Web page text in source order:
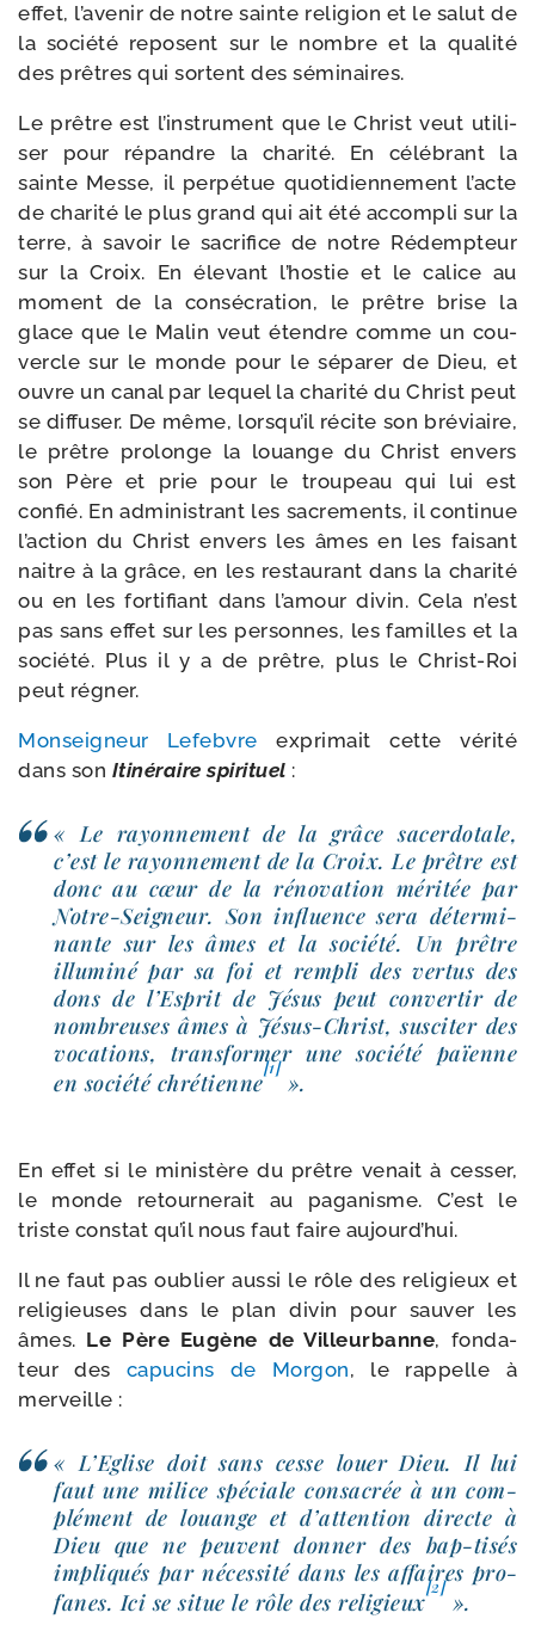
effet, l’a­ve­nir de notre sainte reli­gion et le salut de
la socié­té reposent sur le nombre et la qua­li­té
des prêtres qui sortent des séminaires.
Le prêtre est l’ins­tru­ment que le Christ veut uti­li­
ser pour répandre la cha­ri­té. En célé­brant la
sainte Messe, il per­pé­tue quo­ti­dien­ne­ment l’acte
de cha­ri­té le plus grand qui ait été accom­pli sur la
terre, à savoir le sacri­fice de notre Rédempteur
sur la Croix. En éle­vant l’hos­tie et le calice au
moment de la consé­cra­tion, le prêtre brise la
glace que le Malin veut étendre comme un cou­
vercle sur le monde pour le sépa­rer de Dieu, et
ouvre un canal par lequel la cha­ri­té du Christ peut
se dif­fu­ser. De même, lors­qu’il récite son bré­viaire,
le prêtre pro­longe la louange du Christ envers
son Père et prie pour le trou­peau qui lui est
confié. En admi­nis­trant les sacre­ments, il conti­nue
l’ac­tion du Christ envers les âmes en les fai­sant
naitre à la grâce, en les res­tau­rant dans la cha­ri­té
ou en les for­ti­fiant dans l’a­mour divin. Cela n’est
pas sans effet sur les per­sonnes, les familles et la
socié­té. Plus il y a de prêtre, plus le Christ-​Roi
peut régner.
Monseigneur Lefebvre expri­mait cette véri­té
dans son Itinéraire spi­ri­tuel :
« Le rayon­ne­ment de la grâce sacer­do­tale,
c’est le rayon­ne­ment de la Croix. Le prêtre est
donc au cœur de la réno­va­tion méri­tée par
Notre-​Seigneur. Son influence sera déter­mi­
nante sur les âmes et la socié­té. Un prêtre
illu­mi­né par sa foi et rem­pli des ver­tus des
dons de l’Esprit de Jésus peut conver­tir de
nom­breuses âmes à Jésus-​Christ, sus­ci­ter des
voca­tions, trans­for­mer une socié­té païenne
en socié­té chré­tienne
[1]
».
En effet si le minis­tère du prêtre venait à ces­ser,
le monde retour­ne­rait au paga­nisme. C’est le
triste constat qu’il nous faut faire aujourd’hui.
Il ne faut pas oublier aus­si le rôle des reli­gieux et
reli­gieuses dans le plan divin pour sau­ver les
âmes. Le Père Eugène de Villeurbanne, fon­da­
teur des capu­cins de Morgon, le rap­pelle à
merveille :
« L’Eglise doit sans cesse louer Dieu. Il lui
faut une milice spé­ciale consa­crée à un com­
plé­ment de louange et d’at­ten­tion directe à
Dieu que ne peuvent don­ner des bap-​tisés
impli­qués par néces­si­té dans les affaires pro­
fanes. Ici se situe le rôle des reli­gieux
[2]
».